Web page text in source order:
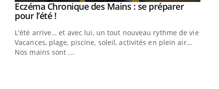
Youtube
Eczéma Chronique des Mains : se préparer
pour l’été !Youtube
L'été arrive… et avec lui, un tout nouveau rythme de vie !
Vacances, plage, piscine, soleil, activités en plein air…
Nos mains sont ...